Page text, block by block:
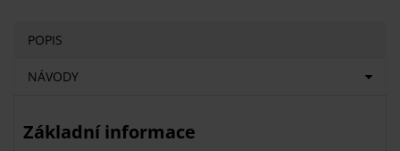
POPIS
NÁVODY
Základní informace